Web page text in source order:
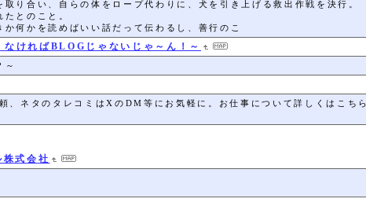
り合い、自らの体をロープ代わりに、犬を引き上げる救出作戦を決行。
とのこと。
何かを読めばいい話だって伝わるし、善行のこ
ければBLOGじゃないじゃ～ん！～
～
、ネタのタレコミはXのDM等にお気軽に。お仕事について詳しくはこち
式会社